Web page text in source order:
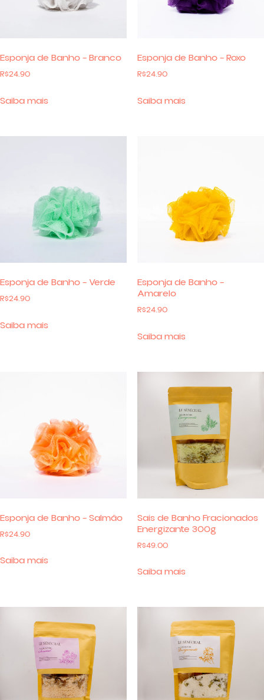
Esponja de Banho – Branco
R$24.90
Saiba mais
Esponja de Banho – Roxo
R$24.90
Saiba mais
Esponja de Banho – Verde
R$24.90
Saiba mais
Esponja de Banho –
Amarelo
R$24.90
Saiba mais
Esponja de Banho – Salmão
R$24.90
Saiba mais
Sais de Banho Fracionados
Energizante 300g
R$49.00
Saiba mais